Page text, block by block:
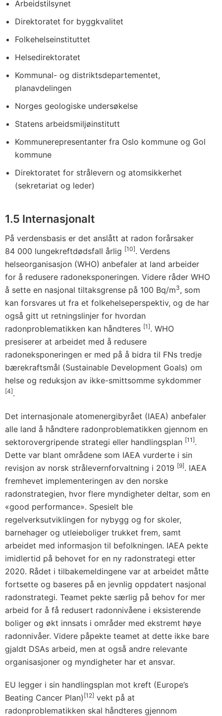
Arbeidstilsynet
Direktoratet for byggkvalitet
Folkehelseinstituttet
Helsedirektoratet
Kommunal- og distriktsdepartementet,
planavdelingen
Norges geologiske undersøkelse
Statens arbeidsmiljøinstitutt
Kommunerepresentanter fra Oslo kommune og Gol
kommune
Direktoratet for strålevern og atomsikkerhet
(sekretariat og leder)
1.5 Internasjonalt
På verdensbasis er det anslått at radon forårsaker
84 000 lungekreftdødsfall årlig [10]. Verdens
helseorganisasjon (WHO) anbefaler at land arbeider
for å redusere radoneksponeringen. Videre råder WHO
å sette en nasjonal tiltaksgrense på 100 Bq/m3, som
kan forsvares ut fra et folkehelseperspektiv, og de har
også gitt ut retningslinjer for hvordan
radonproblematikken kan håndteres [1]. WHO
presiserer at arbeidet med å redusere
radoneksponeringen er med på å bidra til FNs tredje
bærekraftsmål (Sustainable Development Goals) om
helse og reduksjon av ikke-smittsomme sykdommer
[4].
Det internasjonale atomenergibyrået (IAEA) anbefaler
alle land å håndtere radonproblematikken gjennom en
sektorovergripende strategi eller handlingsplan [11].
Dette var blant områdene som IAEA vurderte i sin
revisjon av norsk strålevernforvaltning i 2019 [9]. IAEA
fremhevet implementeringen av den norske
radonstrategien, hvor flere myndigheter deltar, som en
«good performance». Spesielt ble
regelverksutviklingen for nybygg og for skoler,
barnehager og utleieboliger trukket frem, samt
arbeidet med informasjon til befolkningen. IAEA pekte
imidlertid på behovet for en ny radonstrategi etter
2020. Rådet i tilbakemeldingene var at arbeidet måtte
fortsette og baseres på en jevnlig oppdatert nasjonal
radonstrategi. Teamet pekte særlig på behov for mer
arbeid for å få redusert radonnivåene i eksisterende
boliger og økt innsats i områder med ekstremt høye
radonnivåer. Videre påpekte teamet at dette ikke bare
gjaldt DSAs arbeid, men at også andre relevante
organisasjoner og myndigheter har et ansvar.
EU legger i sin handlingsplan mot kreft (Europe’s
Beating Cancer Plan) [12] vekt på at
radonproblematikken skal håndteres gjennom